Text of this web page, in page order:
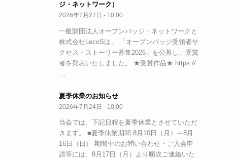
ジ・ネットワーク）
2026年7月27日 - 10:00
一般財団法人オープンバッジ・ネットワークと
株式会社LecoSは、 「オープンバッジ受領者サ
クセス・ストーリー募集2026」を公募し、受賞
者を発表いたしました。 ★受賞作品★ https://
夏季休業のお知らせ
2026年7月24日 - 10:00
当会では、下記日程を夏季休業とさせていただ
きます。 ■夏季休業期間 8月10日（月）～8月
16日（日） 期間中のお問い合わせ・ご入会申
請等には、8月17日（月）より順次ご連絡いた